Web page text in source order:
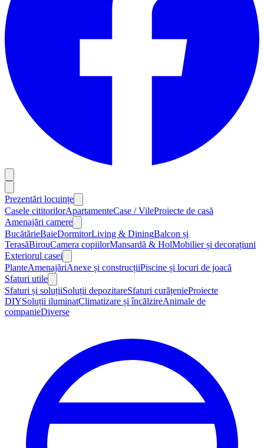
Prezentări locuințe
Casele cititorilorApartamenteCase / VileProiecte de casă
Amenajări camere
BucătărieBaieDormitorLiving & DiningBalcon și
TerasăBirouCamera copiilorMansardă & HolMobilier și decorațiuni
Exteriorul casei
PlanteAmenajăriAnexe și construcțiiPiscine și locuri de joacă
Sfaturi utile
Sfaturi și soluțiiSoluții depozitareSfaturi curățenieProiecte
DIYSoluții iluminatClimatizare și încălzireAnimale de
companieDiverse